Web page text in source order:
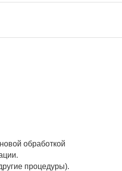
обработкой
процедуры).